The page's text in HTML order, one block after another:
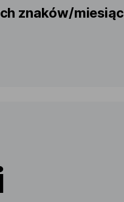
znaków/miesiąc